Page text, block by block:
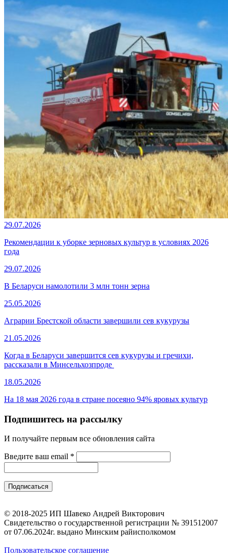
29.07.2026
Рекомендации к уборке зерновых культур в условиях 2026
года
29.07.2026
В Беларуси намолотили 3 млн тонн зерна
25.05.2026
Аграрии Брестской области завершили сев кукурузы
21.05.2026
Когда в Беларуси завершится сев кукурузы и гречихи,
рассказали в Минсельхозпроде
18.05.2026
На 18 мая 2026 года в стране посеяно 94% яровых культур
Подпишитесь на рассылку
И получайте первым все обновления сайта
Введите ваш email *
© 2018-2025 ИП Шавеко Андрей Викторович
Свидетельство о государственной регистрации № 391512007
от 07.06.2024г. выдано Минским райисполкомом
Пользовательское соглашение